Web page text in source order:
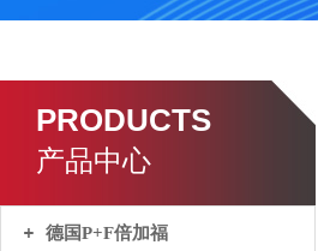
PRODUCTS
产品中心
德国P+F倍加福